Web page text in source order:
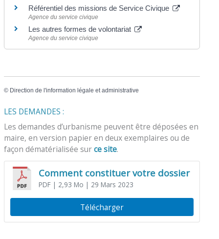
Référentiel des missions de Service Civique
Agence du service civique
Les autres formes de volontariat
Agence du service civique
© Direction de l'information légale et administrative
LES DEMANDES :
Les demandes d’urbanisme peuvent être déposées en
maire, en version papier en deux exemplaires ou de
façon dématérialisée surce site.
Comment constituer votre dossier
PDF| 2,93 Mo | 29 Mars 2023
Télécharger